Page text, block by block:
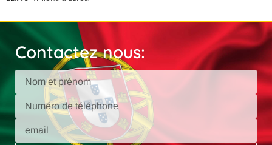
Contactez nous: